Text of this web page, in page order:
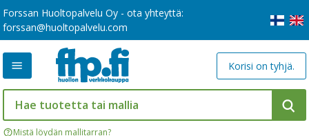
Forssan Huoltopalvelu Oy - ota yhteyttä:
forssan@huoltopalvelu.com
Mistä löydän mallitarran?
Korisi on tyhjä.